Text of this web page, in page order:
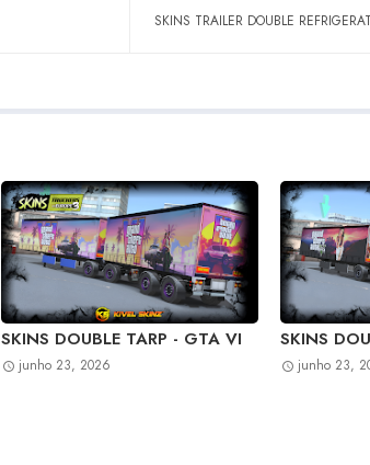
SKINS TRAILER DOUBLE
SKINS DOUBLE TARP - GTA VI
junho 23, 2026
SKINS
junho 23,